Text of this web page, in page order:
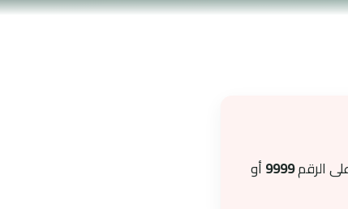
الرقم9999أو